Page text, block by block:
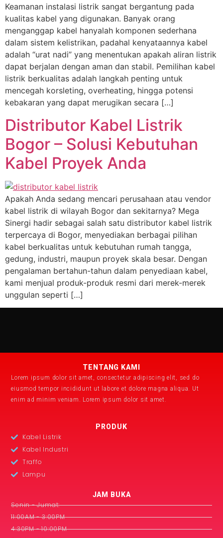
Keamanan instalasi listrik sangat bergantung pada
kualitas kabel yang digunakan. Banyak orang
menganggap kabel hanyalah komponen sederhana
dalam sistem kelistrikan, padahal kenyataannya kabel
adalah “urat nadi” yang menentukan apakah aliran listrik
dapat berjalan dengan aman dan stabil. Pemilihan kabel
listrik berkualitas adalah langkah penting untuk
mencegah korsleting, overheating, hingga potensi
kebakaran yang dapat merugikan secara […]
Distributor Kabel Listrik
Bogor – Solusi Kebutuhan
Kabel Proyek Anda
Apakah Anda sedang mencari perusahaan atau vendor
kabel listrik di wilayah Bogor dan sekitarnya? Mega
Sinergi hadir sebagai salah satu distributor kabel listrik
terpercaya di Bogor, menyediakan berbagai pilihan
kabel berkualitas untuk kebutuhan rumah tangga,
gedung, industri, maupun proyek skala besar. Dengan
pengalaman bertahun-tahun dalam penyediaan kabel,
kami menjual produk-produk resmi dari merek-merek
unggulan seperti […]
TENTANG KAMI
Lorem ipsum dolor sit amet, consectetur adipiscing elit, sed do
eiusmod tempor incididunt ut labore et dolore magna aliqua. Ut
enim ad minim veniam. Lorem ipsum dolor sit amet.
PRODUK
Kabel Listrik
Kabel Industri
Traffo
Lampu
JAM BUKA
Senin - Jumat:
11:00AM - 3:00PM
4:30PM - 10:00PM